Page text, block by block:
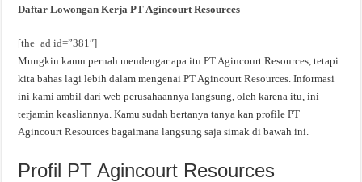
Daftar Lowongan Kerja PT Agincourt Resources
[the_ad id=”381″]
Mungkin kamu pernah mendengar apa itu PT Agincourt Resources, tetapi
kita bahas lagi lebih dalam mengenai PT Agincourt Resources. Informasi
ini kami ambil dari web perusahaannya langsung, oleh karena itu, ini
terjamin keasliannya. Kamu sudah bertanya tanya kan profile PT
Agincourt Resources bagaimana langsung saja simak di bawah ini.
Profil PT Agincourt Resources